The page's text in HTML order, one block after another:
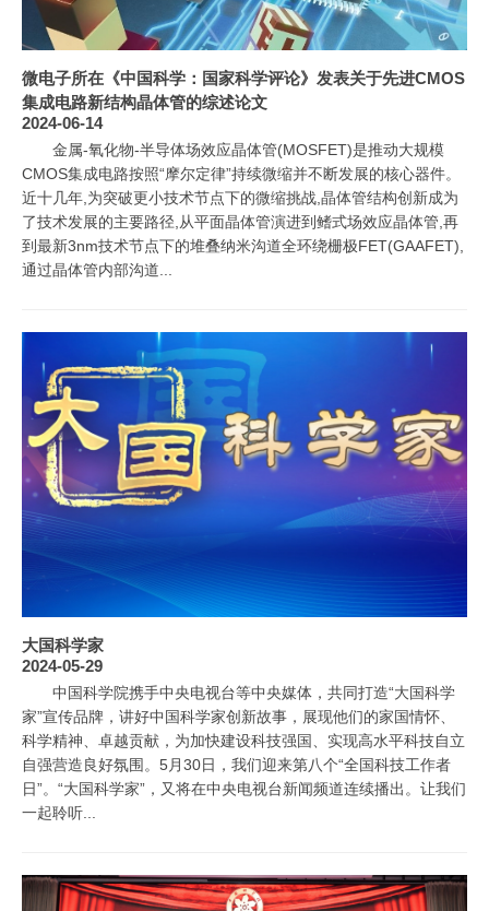
微电子所在《中国科学：国家科学评论》发表关于先进CMOS
集成电路新结构晶体管的综述论文
2024-06-14
金属-氧化物-半导体场效应晶体管(MOSFET)是推动大规模
CMOS集成电路按照“摩尔定律”持续微缩并不断发展的核心器件。
近十几年,为突破更小技术节点下的微缩挑战,晶体管结构创新成为
了技术发展的主要路径,从平面晶体管演进到鳍式场效应晶体管,再
到最新3nm技术节点下的堆叠纳米沟道全环绕栅极FET(GAAFET),
通过晶体管内部沟道...
大国科学家
2024-05-29
中国科学院携手中央电视台等中央媒体，共同打造“大国科学
家”宣传品牌，讲好中国科学家创新故事，展现他们的家国情怀、
科学精神、卓越贡献，为加快建设科技强国、实现高水平科技自立
自强营造良好氛围。5月30日，我们迎来第八个“全国科技工作者
日”。“大国科学家”，又将在中央电视台新闻频道连续播出。让我们
一起聆听...